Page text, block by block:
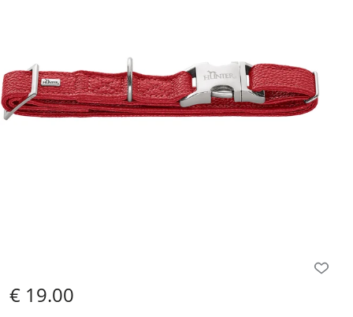
€ 19.00